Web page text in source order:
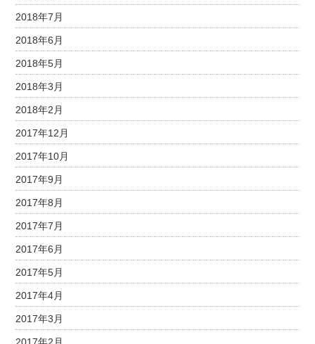
2018年7月
2018年6月
2018年5月
2018年3月
2018年2月
2017年12月
2017年10月
2017年9月
2017年8月
2017年7月
2017年6月
2017年5月
2017年4月
2017年3月